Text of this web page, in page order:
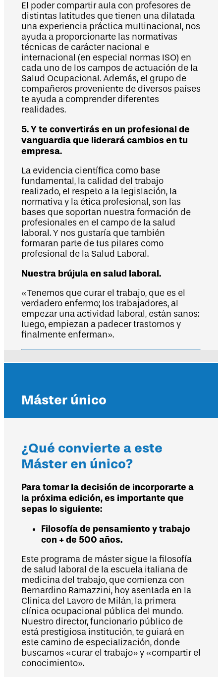
El poder compartir aula con profesores de
distintas latitudes que tienen una dilatada
una experiencia práctica multinacional, nos
ayuda a proporcionarte las normativas
técnicas de carácter nacional e
internacional (en especial normas ISO) en
cada uno de los campos de actuación de la
Salud Ocupacional. Además, el grupo de
compañeros proveniente de diversos países
te ayuda a comprender diferentes
realidades.
5. Y te convertirás en un profesional de
vanguardia que liderará cambios en tu
empresa.
La evidencia científica como base
fundamental, la calidad del trabajo
realizado, el respeto a la legislación, la
normativa y la ética profesional, son las
bases que soportan nuestra formación de
profesionales en el campo de la salud
laboral. Y nos gustaría que también
formaran parte de tus pilares como
profesional de la Salud Laboral.
Nuestra brújula en salud laboral.
«Tenemos que curar el trabajo, que es el
verdadero enfermo; los trabajadores, al
empezar una actividad laboral, están sanos:
luego, empiezan a padecer trastornos y
finalmente enferman».
Máster único
¿Qué convierte a este
Máster en único?
Para tomar la decisión de incorporarte a
la próxima edición, es importante que
sepas lo siguiente:
Filosofía de pensamiento y trabajo
con + de 500 años.
Este programa de máster sigue la filosofía
de salud laboral de la escuela italiana de
medicina del trabajo, que comienza con
Bernardino Ramazzini, hoy asentada en la
Clinica del Lavoro de Milán, la primera
clínica ocupacional pública del mundo.
Nuestro director, funcionario público de
está prestigiosa institución, te guiará en
este camino de especialización, donde
buscamos «curar el trabajo» y «compartir el
conocimiento».